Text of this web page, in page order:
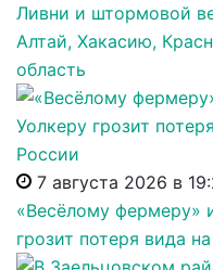
Ливни и штормовой
Алтай, Хакасию,
область
7 августа 2026 в
«Весёлому фермеру»
грозит потеря вида